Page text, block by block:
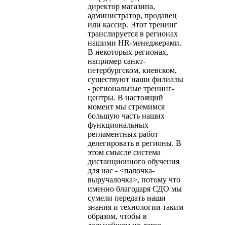
директор магазина,
администратор, продавец
или кассир. Этот тренинг
транслируется в регионах
нашими HR-менеджерами.
В некоторых регионах,
например санкт-
петербургском, киевском,
существуют наши филиалы
- региональные тренинг-
центры. В настоящий
момент мы стремимся
большую часть наших
функциональных
регламентных работ
делегировать в регионы. В
этом смысле система
дистанционного обучения
для нас - <палочка-
выручалочка>, потому что
именно благодаря СДО мы
сумели передать наши
знания и технологии таким
образом, чтобы в